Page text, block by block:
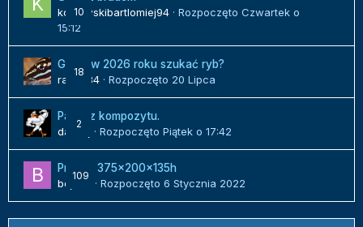
10
kozlowskibartlomiej94 · Rozpoczęto Czwartek o
15:12
18
Gdzie w 2026 roku szukać ryb?
radek84 · Rozpoczęto 20 Lipca
2
Panel z kompozytu.
danielj
· Rozpoczęto Piątek o 17:42
109
Projekt 375x200x135h
bojack
· Rozpoczęto 6 Stycznia 2022